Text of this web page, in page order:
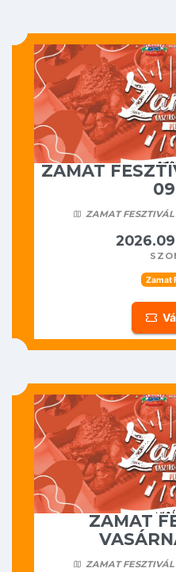
ZAMAT
ZAMAT FESZTIVÁL
Zamat
ZAMAT
ZAMAT FESZTIVÁL